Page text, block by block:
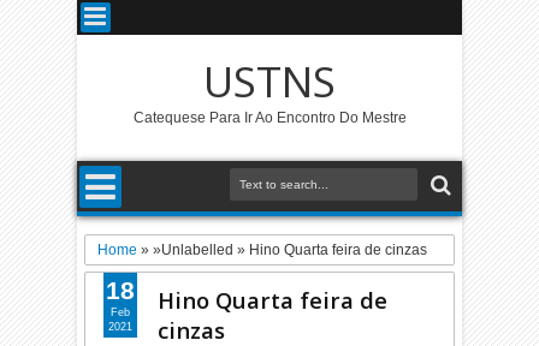
USTNS
Catequese Para Ir Ao Encontro Do Mestre
Home » »Unlabelled » Hino Quarta feira de cinzas
Hino Quarta feira de
cinzas
18
Feb
2021